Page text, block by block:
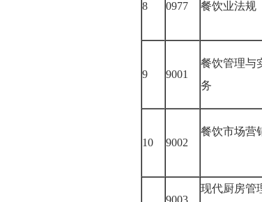
8 0977 餐饮业法
9 9001
餐饮管理与
务
10 9002
餐饮市场营
9003
现代厨房管